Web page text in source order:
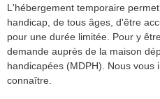
L'hébergement temporaire
handicap, de tous âges, d'être
pour une durée limitée. Pour y
demande auprès de la maison
handicapées (MDPH). Nous vous
connaître.